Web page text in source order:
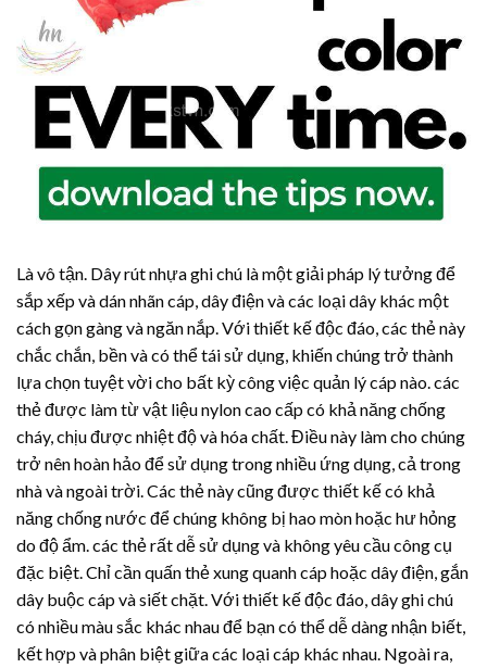
Là vô tận. Dây rút nhựaghi chú là một giải pháp lý tưởng để
sắp xếp và dán nhãn cáp, dây điện và các loại dây khác một
cách gọn gàng và ngăn nắp. Với thiết kế độc đáo, các thẻ này
chắc chắn, bền và có thể tái sử dụng, khiến chúng trở thành
lựa chọn tuyệt vời cho bất kỳ công việc quản lý cáp nào. các
thẻ được làm từ vật liệu nylon cao cấp có khả năng chống
cháy, chịu được nhiệt độ và hóa chất. Điều này làm cho chúng
trở nên hoàn hảo để sử dụng trong nhiều ứng dụng, cả trong
nhà và ngoài trời. Các thẻ này cũng được thiết kế có khả
năng chống nước để chúng không bị hao mòn hoặc hư hỏng
do độ ẩm. các thẻ rất dễ sử dụng và không yêu cầu công cụ
đặc biệt. Chỉ cần quấn thẻ xung quanh cáp hoặc dây điện, gắn
dây buộc cáp và siết chặt. Với thiết kế độc đáo, dây ghi chú
có nhiều màu sắc khác nhau để bạn có thể dễ dàng nhận biết,
kết hợp và phân biệt giữa các loại cáp khác nhau. Ngoài ra,